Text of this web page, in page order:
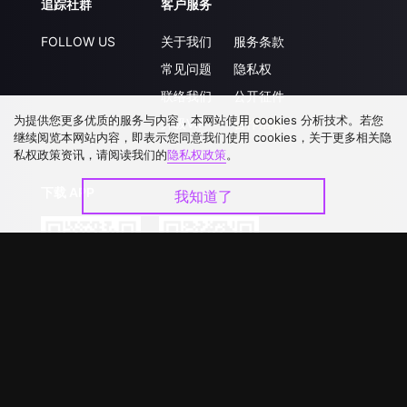
追踪社群
FOLLOW US
客户服务
关于我们
常见问题
联络我们
升级VIP
服务条款
隐私权
公开征件
合作洽談
为提供您更多优质的服务与内容，本网站使用 cookies 分析技术。若您
继续阅览本网站内容，即表示您同意我们使用 cookies，关于更多相关隐
私权政策资讯，请阅读我们的隐私权政策。
我知道了